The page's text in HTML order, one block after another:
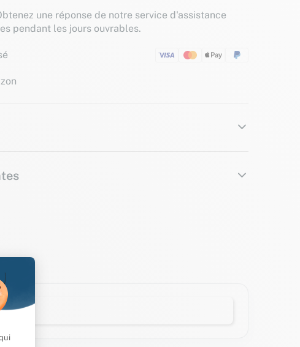
une réponse de notre service d'assistance
pendant les jours ouvrables.